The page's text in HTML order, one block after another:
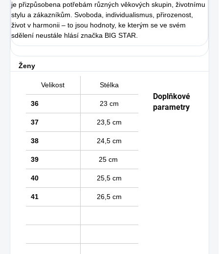
je přizpůsobena potřebám různých věkových skupin, životnímu
stylu a zákazníkům. Svoboda, individualismus, přirozenost,
život v harmonii – to jsou hodnoty, ke kterým se ve svém
sdělení neustále hlásí značka BIG STAR.
Ženy
Velikost Stélka
36 23 cm
37 23,5 cm
38 24,5 cm
39 25 cm
40 25,5 cm
41 26,5 cm
Doplňkové
parametry